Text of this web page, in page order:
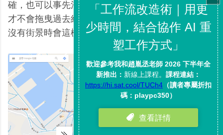
確，也可以事先清楚知道要查看的地方有沒有街景，
才不會拖曳過去結果跑出其他地方的街景（如果該地
沒有街景時會這樣），造成混亂。